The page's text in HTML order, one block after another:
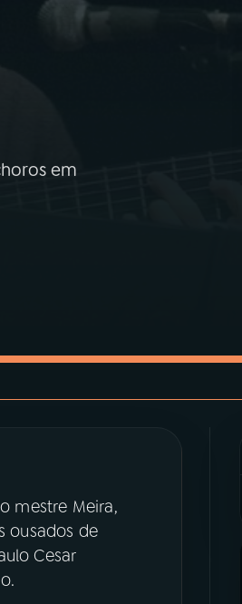
em
mestre Meira,
ousados de
Cesar